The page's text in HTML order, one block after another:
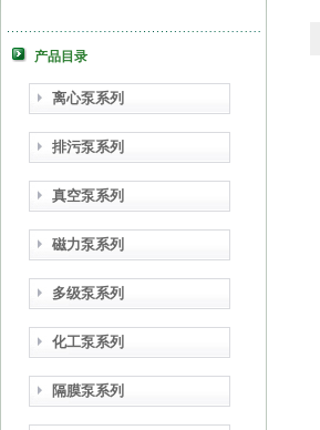
产品目录
离心泵系列
排污泵系列
真空泵系列
磁力泵系列
多级泵系列
化工泵系列
隔膜泵系列